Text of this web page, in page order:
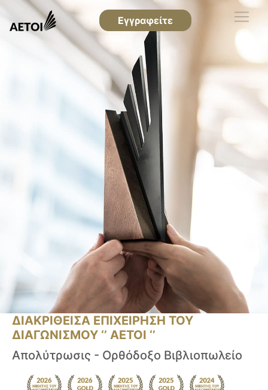
Εγγραφείτε
ΔΙΑΚΡΙΘΕΙΣΑ ΕΠΙΧΕΙΡΗΣΗ ΤΟΥ
ΔΙΑΓΩΝΙΣΜΟΥ ‘’ ΑΕΤΟΙ ‘’
Απολύτρωσις - Ορθόδοξο Βιβλιοπωλείο